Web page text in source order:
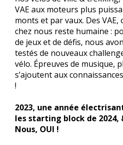
VAE aux moteurs plus
monts et par vaux. Des
chez nous reste humaine :
de jeux et de défis, nous
testés de nouveaux
vélo. Épreuves de musique,
s’ajoutent aux
!
2023, une année
les starting block de 2024,
Nous, OUI !